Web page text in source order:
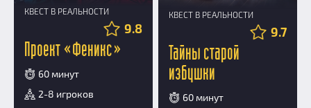
КВЕСТ В РЕАЛЬНОСТИ
9.8
Проект «Феникс»
60 минут
2-8 игроков
КВЕСТ В РЕАЛЬНОСТИ
9.7
Тайны старой
избушки
60 минут